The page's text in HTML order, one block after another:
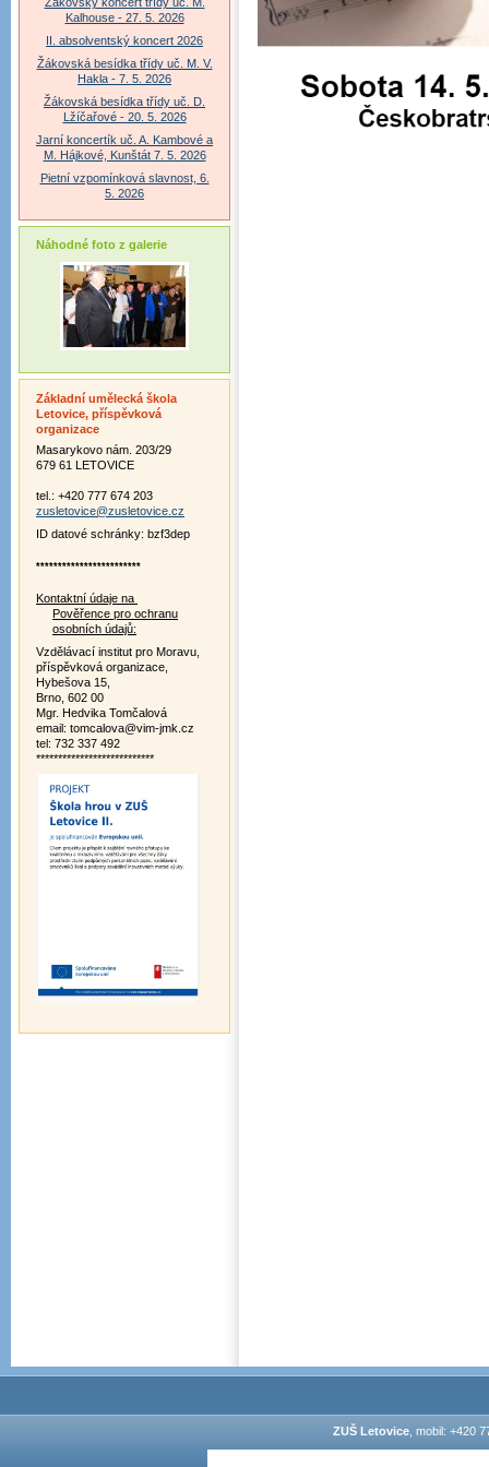
Kalhouse - 27. 5. 2026
II. absolventský koncert 2026
Žákovská besídka třídy uč. M. V.
Hakla - 7. 5. 2026
Žákovská besídka třídy uč. D.
Lžíčařové - 20. 5. 2026
Jarní koncertík uč. A. Kambové a
M. Hájkové, Kunštát 7. 5. 2026
Pietní vzpomínková slavnost, 6.
5. 2026
Náhodné foto z galerie
Základní umělecká škola
Letovice, příspěvková
organizace
Masarykovo nám. 203/29
679 61 LETOVICE
tel.: +420 777 674 203
zusletovice@zusletovice.cz
ID datové schránky: bzf3dep
************************
Kontaktní údaje na
Pověřence pro ochranu
osobních údajů:
Vzdělávací institut pro Moravu,
příspěvková organizace,
Hybešova 15,
Brno, 602 00
Mgr. Hedvika Tomčalová
email: tomcalova@vim-jmk.cz
tel: 732 337 492
***************************
ZUŠ Letovice, mobil: +420